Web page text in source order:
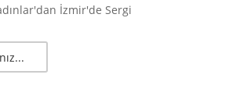
İzmir'de Sergi